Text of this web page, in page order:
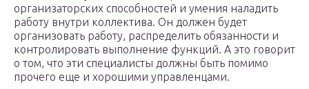
организаторских способностей и умения наладить
работу внутри коллектива. Он должен будет
организовать работу, распределить обязанности и
контролировать выполнение функций. А это говорит
о том, что эти специалисты должны быть помимо
прочего еще и хорошими управленцами.